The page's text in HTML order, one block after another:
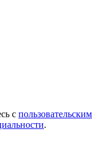
с пользовательским
.